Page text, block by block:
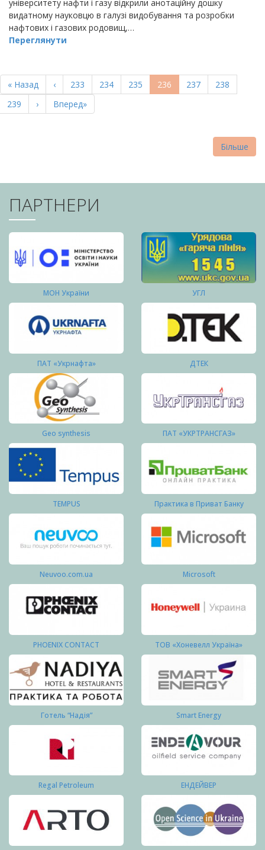
університету нафти і газу відкрили анотаційну дошку
видатному науковцю в галузі видобування та розробки
нафтових і газових родовищ,…
Переглянути
НА
СТОРІНКИ
Перша
сторінка
« Назад
Попередня
сторінка
‹ Page
233 Page
234 Page
235
Поточна
сторінка
236 Page
237 Page
238
Page
239
Наступна
сторінка
›
Остання
сторінка
Вперед»
Більше
ПАРТНЕРИ
МОН України УГЛ
ПАТ «Укрнафта» ДТЕК
Geo synthesis ПАТ «УКРТРАНСГАЗ»
TEMPUS Практика в Приват Банку
Neuvoo.com.ua Microsoft
PHOENIX CONTACT ТОВ «Хоневелл Україна»
Готель “Надія” Smart Energy
Regal Petroleum ЕНДЕЙВЕР